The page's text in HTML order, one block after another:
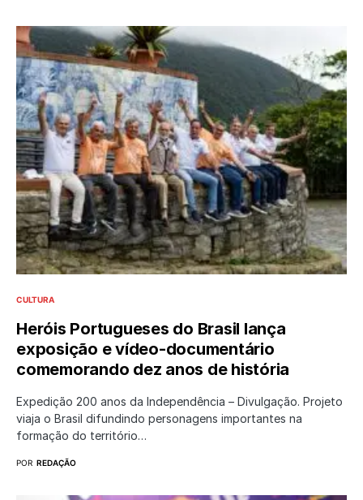
CULTURA
Heróis Portugueses do Brasil lança
exposição e vídeo-documentário
comemorando dez anos de história
Expedição 200 anos da Independência – Divulgação. Projeto
viaja o Brasil difundindo personagens importantes na
formação do território…
POR REDAÇÃO